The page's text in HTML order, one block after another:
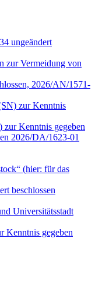
ungeändert
zur Vermeidung von
2026/AN/1571-
zur Kenntnis
Kenntnis gegeben
2026/DA/1623-01
(hier: für das
beschlossen
Universitätsstadt
Kenntnis gegeben